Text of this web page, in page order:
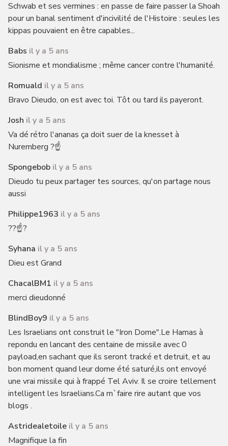
Schwab et ses vermines : en passe de faire passer la Shoah
pour un banal sentiment d'incivilité de l'Histoire : seules les
kippas pouvaient en être capables...
Babs il y a 5 ans
Sionisme et mondialisme ; même cancer contre l'humanité.
Romuald il y a 5 ans
Bravo Dieudo, on est avec toi. Tôt ou tard ils payeront.
Josh il y a 5 ans
Va dé rétro l'ananas ça doit suer de la knesset à
Nuremberg ?☝️
Spongebob il y a 5 ans
Dieudo tu peux partager tes sources, qu'on partage nous
aussi
Philippe1963 il y a 5 ans
??☝️?
Syhana il y a 5 ans
Dieu est Grand
ChacalBM1 il y a 5 ans
merci dieudonné
BlindBoy9 il y a 5 ans
Les Israelians ont construit le "Iron Dome".Le Hamas à
repondu en lancant des centaine de missile avec 0
payload,en sachant que ils seront tracké et detruit, et au
bon moment quand leur dome été saturé,ils ont envoyé
une vrai missile qui à frappé Tel Aviv. Il se croire tellement
intelligent les Israelians.Ca m`faire rire autant que vos
blogs .
Astridealetoile il y a 5 ans
Magnifique la fin